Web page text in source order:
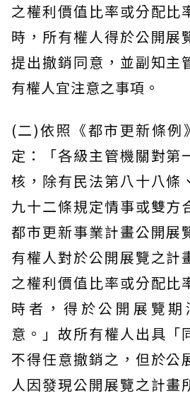
之權利價值比率或分配比
時，所有權人得於公開展
提出撤銷同意，並副知主
有權人宜注意之事項。
(二)依照《都市更新條例
定：「各級主管機關對第
核，除有民法第八十八條
九十二條規定情事或雙方
都市更新事業計畫公開展
有權人對於公開展覽之計
之權利價值比率或分配比
時者，得於公開展覽期
意。」故所有權人出具「
不得任意撤銷之，但於公
人因發現公開展覽之計畫